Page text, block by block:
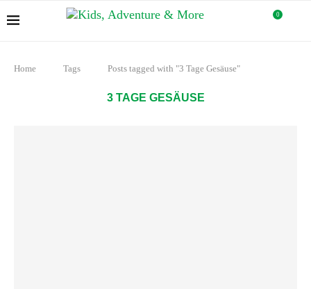
0
Home Tags Posts tagged with "3 Tage Gesäuse"
3 TAGE GESÄUSE